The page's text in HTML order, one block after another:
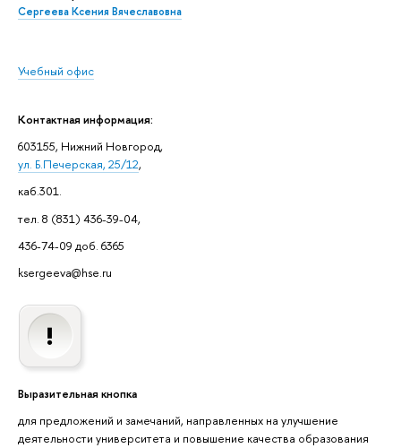
Сергеева Ксения Вячеславовна
Учебный офис
Контактная информация:
603155, Нижний Новгород,
ул. Б.Печерская, 25/12,
каб.301.
тел. 8 (831) 436-39-04,
436-74-09 доб. 6365
ksergeeva@hse.ru
Выразительная кнопка
для предложений и замечаний, направленных на улучшение
деятельности университета и повышение качества образования